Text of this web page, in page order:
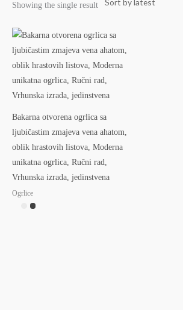
Showing the single result
Bakarna otvorena ogrlica sa
ljubičastim zmajeva vena ahatom,
oblik hrastovih listova, Moderna
unikatna ogrlica, Ručni rad,
Vrhunska izrada, jedinstvena
Ogrlice